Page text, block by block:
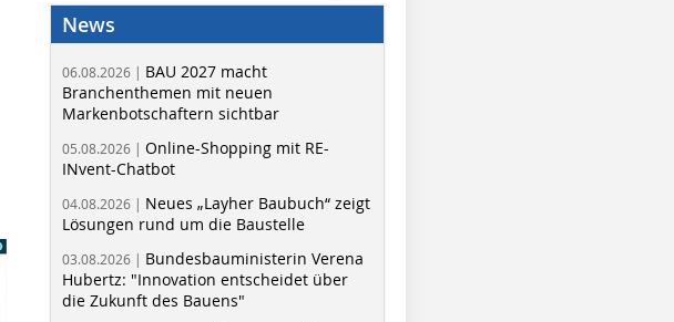
News
06.08.2026 | BAU 2027 macht
Branchenthemen mit neuen
Markenbotschaftern sichtbar
05.08.2026 | Online-Shopping mit RE-
INvent-Chatbot
04.08.2026 | Neues „Layher Baubuch“ zeigt
Lösungen rund um die Baustelle
03.08.2026 | Bundesbauministerin Verena
Hubertz: "Innovation entscheidet über
die Zukunft des Bauens"